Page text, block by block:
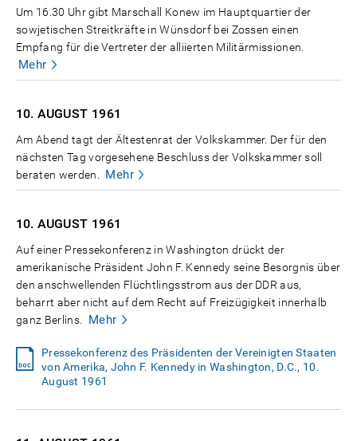
Um 16.30 Uhr gibt Marschall Konew im Hauptquartier der
sowjetischen Streitkräfte in Wünsdorf bei Zossen einen
Empfang für die Vertreter der alliierten Militärmissionen.
Mehr
10. AUGUST 1961
Am Abend tagt der Ältestenrat der Volkskammer. Der für den
nächsten Tag vorgesehene Beschluss der Volkskammer soll
beraten werden.
Mehr
10. AUGUST 1961
Auf einer Pressekonferenz in Washington drückt der
amerikanische Präsident John F. Kennedy seine Besorgnis über
den anschwellenden Flüchtlingsstrom aus der DDR aus,
beharrt aber nicht auf dem Recht auf Freizügigkeit innerhalb
ganz Berlins.
Mehr
Pressekonferenz des Präsidenten der Vereinigten Staaten
von Amerika, John F. Kennedy in Washington, D.C., 10.
August 1961